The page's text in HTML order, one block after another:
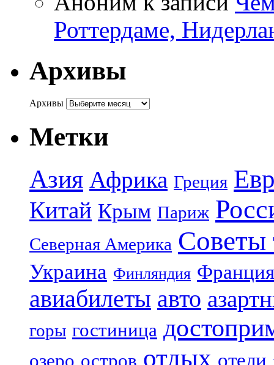
Роттердаме,
Архивы
Архивы
Метки
Азия Африка Греция
Китай Крым Париж
Северная Америка Советы
Украина Финляндия Франция
авиабилеты авто
горы гостиница
озеро остров отдых отели